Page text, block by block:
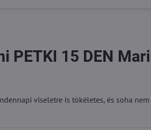
PETKI 15 DEN
viseletre is tökéletes, és soha